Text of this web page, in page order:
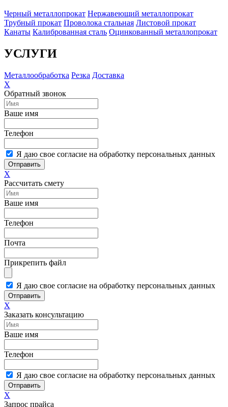
Черный металлопрокат Нержавеющий металлопрокат
Трубный прокат Проволока стальная Листовой прокат
Канаты Калиброванная сталь Оцинкованный металлопрокат
УСЛУГИ
Металлообработка Резка Доставка
X
Обратный звонок
Ваше имя
Телефон
Я даю свое согласие на обработку персональных данных
Отправить
X
Рассчитать смету
Ваше имя
Телефон
Почта
Прикрепить файл
Я даю свое согласие на обработку персональных данных
Отправить
X
Заказать консультацию
Ваше имя
Телефон
Я даю свое согласие на обработку персональных данных
Отправить
X
Запрос прайса